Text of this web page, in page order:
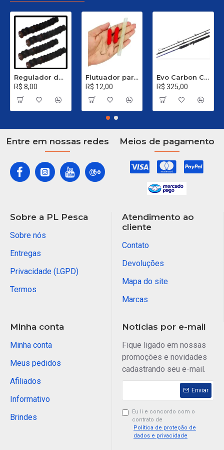
Regulador de Chumbada STOP Nº 1
R$ 8,00
Flutuador para Salsicha Nº 9
R$ 12,00
Evo Carbon C 661 XH - 40 a 80 Libras
R$ 325,00
Entre em nossas redes Meios de pagamento
Sobre a PL Pesca
Sobre nós
Entregas
Privacidade (LGPD)
Termos
Atendimento ao
cliente
Contato
Devoluções
Mapa do site
Marcas
Minha conta
Minha conta
Meus pedidos
Afiliados
Informativo
Brindes
Notícias por e-mail
Fique ligado em nossas
promoções e novidades
cadastrando seu e-mail.
Enviar
Eu li e concordo com o
contrato de
Política de proteção de
dados e privacidade